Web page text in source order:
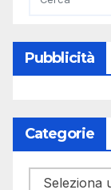
Pubblicità
Categorie
Categorie